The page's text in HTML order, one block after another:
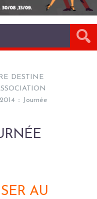
DESTINE
:: Journée
AU